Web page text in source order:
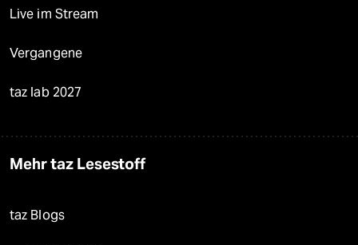
Live im Stream
Vergangene
taz lab 2027
Mehr taz Lesestoff
taz Blogs